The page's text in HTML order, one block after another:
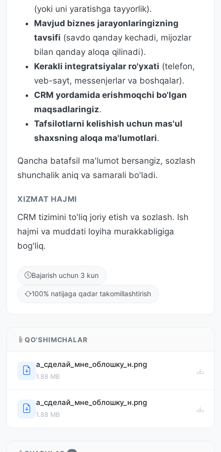
(yoki uni yaratishga tayyorlik).
Mavjud biznes jarayonlaringizning
tavsifi (savdo qanday kechadi, mijozlar
bilan qanday aloqa qilinadi).
Kerakli integratsiyalar ro'yxati (telefon,
veb-sayt, messenjerlar va boshqalar).
CRM yordamida erishmoqchi bo'lgan
maqsadlaringiz.
Tafsilotlarni kelishish uchun mas'ul
shaxsning aloqa ma'lumotlari.
Qancha batafsil ma'lumot bersangiz, sozlash
shunchalik aniq va samarali bo'ladi.
XIZMAT HAJMI
CRM tizimini to'liq joriy etish va sozlash. Ish
hajmi va muddati loyiha murakkabligiga
bog'liq.
Bajarish uchun 3 kun
100% natijaga qadar takomillashtirish
QO'SHIMCHALAR
a_сделай_мне_облошку_н.png
1.88 MB
a_сделай_мне_облошку_н.png
1.88 MB